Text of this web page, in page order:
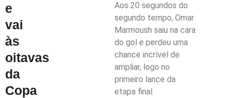
e
vai
às
oitavas
da
Copa
Aos 20 segundos do
segundo tempo, Omar
Marmoush saiu na cara
do gol e perdeu uma
chance incrível de
ampliar, logo no
primeiro lance da
etapa final.